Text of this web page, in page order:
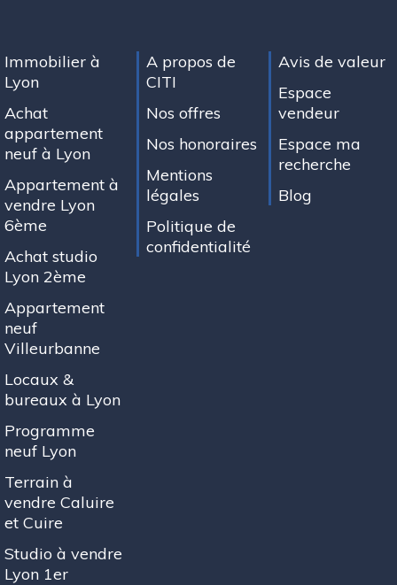
Immobilier à
Lyon
Achat
appartement
neuf à Lyon
Appartement à
vendre Lyon
6ème
Achat studio
Lyon 2ème
Appartement
neuf
Villeurbanne
Locaux &
bureaux à Lyon
Programme
neuf Lyon
Terrain à
vendre Caluire
et Cuire
Studio à vendre
Lyon 1er
A propos de
CITI
Nos offres
Nos honoraires
Mentions
légales
Politique de
confidentialité
Avis de valeur
Espace
vendeur
Espace ma
recherche
Blog